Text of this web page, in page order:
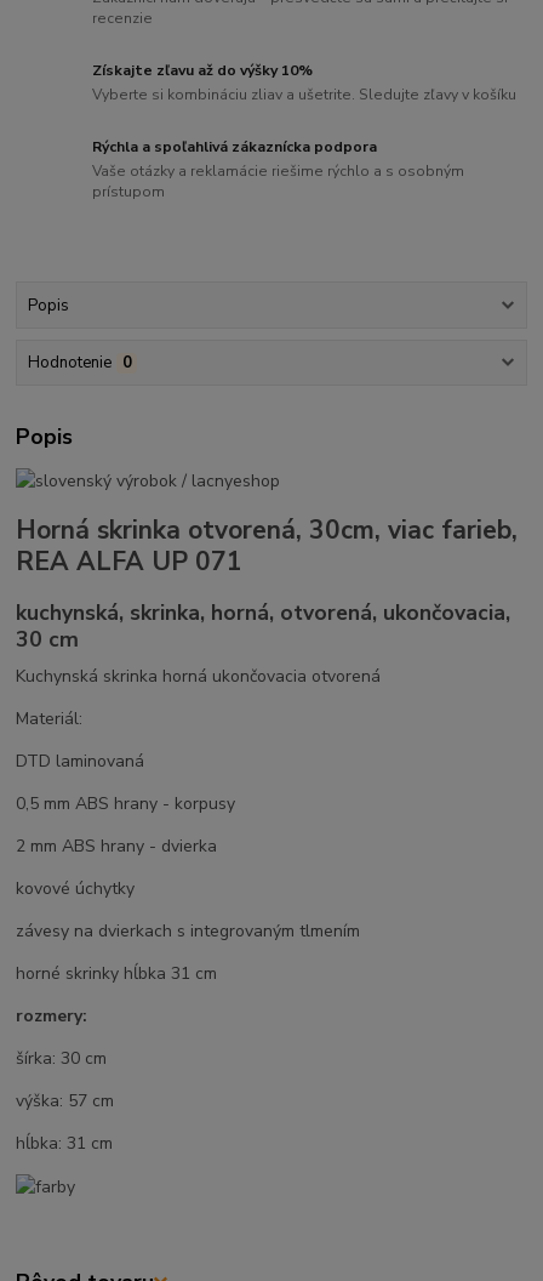
recenzie
Získajte zľavu až do výšky 10%
Vyberte si kombináciu zliav a ušetrite. Sledujte zľavy v košíku
Rýchla a spoľahlivá zákaznícka podpora
Vaše otázky a reklamácie riešime rýchlo a s osobným
prístupom
Popis
Hodnotenie 0
Popis
Horná skrinka otvorená, 30cm, viac farieb,
REA ALFA UP 071
kuchynská, skrinka, horná, otvorená, ukončovacia,
30 cm
Kuchynská skrinka horná ukončovacia otvorená
Materiál:
DTD laminovaná
0,5 mm ABS hrany - korpusy
2 mm ABS hrany - dvierka
kovové úchytky
závesy na dvierkach s integrovaným tlmením
horné skrinky hĺbka 31 cm
rozmery:
šírka: 30 cm
výška: 57 cm
hĺbka: 31 cm